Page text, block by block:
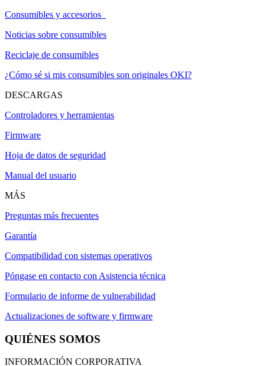
Consumibles y accesorios
Noticias sobre consumibles
Reciclaje de consumibles
¿Cómo sé si mis consumibles son originales OKI?
DESCARGAS
Controladores y herramientas
Firmware
Hoja de datos de seguridad
Manual del usuario
MÁS
Preguntas más frecuentes
Garantía
Compatibilidad con sistemas operativos
Póngase en contacto con Asistencia técnica
Formulario de informe de vulnerabilidad
Actualizaciones de software y firmware
QUIÉNES SOMOS
INFORMACIÓN CORPORATIVA